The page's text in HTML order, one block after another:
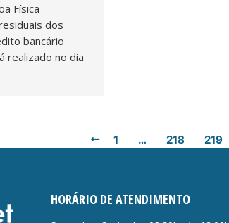
Física
dos
bancário
realizado no dia
1 … 218 219
HORÁRIO DE ATENDIMENTO